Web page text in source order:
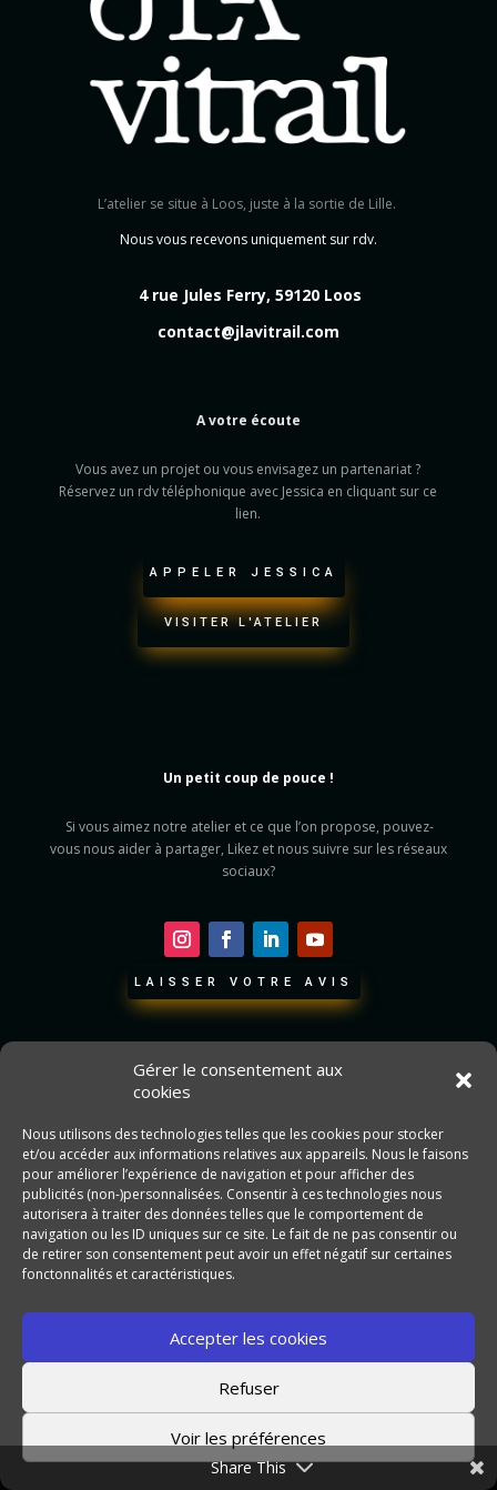
Gérer le consentement aux
cookies
Nous utilisons des technologies telles que les cookies pour stocker
et/ou accéder aux informations relatives aux appareils. Nous le faisons
pour améliorer l’expérience de navigation et pour afficher des
publicités (non-)personnalisées. Consentir à ces technologies nous
autorisera à traiter des données telles que le comportement de
navigation ou les ID uniques sur ce site. Le fait de ne pas consentir ou
de retirer son consentement peut avoir un effet négatif sur certaines
fonctonnalités et caractéristiques.
Accepter les cookies
Refuser
Voir les préférences
L’atelier se situe à Loos, juste à la sortie de Lille.
Nous vous recevons uniquement sur rdv.
4 rue Jules Ferry, 59120 Loos
contact@jlavitrail.com
A votre écoute
Vous avez un projet ou vous envisagez un partenariat ?
Réservez un rdv téléphonique avec Jessica en cliquant sur ce
lien.
APPELER JESSICA
VISITER L'ATELIER
Un petit coup de pouce !
Si vous aimez notre atelier et ce que l’on propose, pouvez-
vous nous aider à partager, Likez et nous suivre sur les réseaux
sociaux?
LAISSER VOTRE AVIS
vitrail en réalisant des vitraux et des ambiances sur mesure
pour l’habitat
Plus di’nfos sur le vitrail:https://www.infovitrail.com
Share This